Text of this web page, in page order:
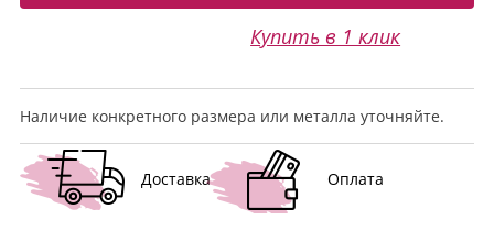
Купить в 1 клик
Наличие конкретного размера или металла уточняйте.
Доставка Оплата